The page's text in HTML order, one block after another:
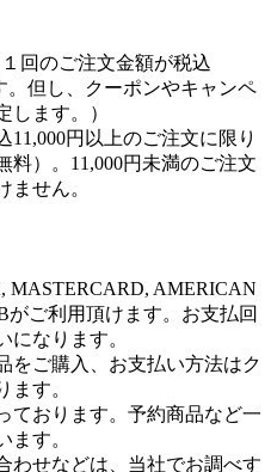
回のご注文金額が税込
。但し、クーポンやキャンペ
します。）
円以上のご注文に限り
料）。11,000円未満のご注文
ません。
MASTERCARD, AMERICAN
がご利用頂けます。お支払回
になります。
をご購入、お支払い方法はク
ます。
ております。予約商品など一
ます。
わせなどは、当社でお調べす